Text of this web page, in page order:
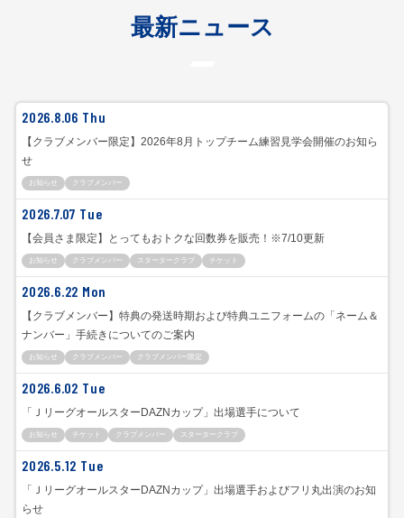
最新ニュース
2026.8.06 Thu
【クラブメンバー限定】2026年8月トップチーム練習見学会開催のお知ら
せ
お知らせ クラブメンバー
2026.7.07 Tue
【会員さま限定】とってもおトクな回数券を販売！※7/10更新
お知らせ クラブメンバー スタータークラブ チケット
2026.6.22 Mon
【クラブメンバー】特典の発送時期および特典ユニフォームの「ネーム＆
ナンバー」手続きについてのご案内
お知らせ クラブメンバー クラブメンバー限定
2026.6.02 Tue
「ＪリーグオールスターDAZNカップ」出場選手について
お知らせ チケット クラブメンバー スタータークラブ
2026.5.12 Tue
「ＪリーグオールスターDAZNカップ」出場選手およびフリ丸出演のお知
らせ